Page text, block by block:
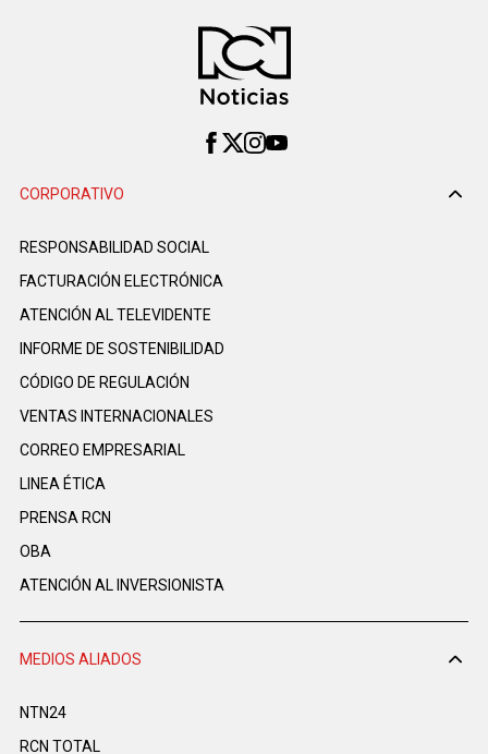
CORPORATIVO
RESPONSABILIDAD SOCIAL
FACTURACIÓN ELECTRÓNICA
ATENCIÓN AL TELEVIDENTE
INFORME DE SOSTENIBILIDAD
CÓDIGO DE REGULACIÓN
VENTAS INTERNACIONALES
CORREO EMPRESARIAL
LINEA ÉTICA
PRENSA RCN
OBA
ATENCIÓN AL INVERSIONISTA
MEDIOS ALIADOS
NTN24
RCN TOTAL